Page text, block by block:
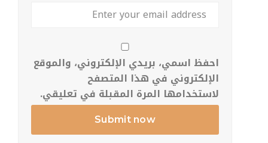
احفظ اسمي، بريدي الإلكتروني، والموقع
الإلكتروني في هذا المتصفح
لاستخدامها المرة المقبلة في تعليقي.